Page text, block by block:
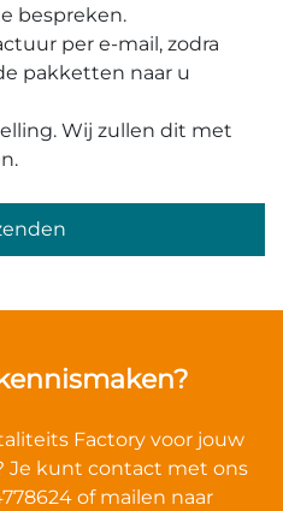
bespreken.
per e-mail, zodra
pakketten naar u
Wij zullen dit met
Factory voor jouw
Je kunt contact met ons
of mailen naar